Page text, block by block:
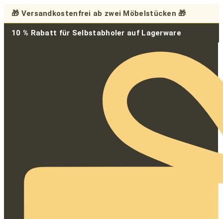
Zum
Inhalt
springen
🎁 Versandkostenfrei ab zwei Möbelstücken 🎁
10 % Rabatt für Selbstabholer auf Lagerware